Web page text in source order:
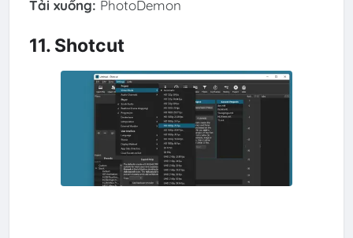
Tải xuống: PhotoDemon
11. Shotcut